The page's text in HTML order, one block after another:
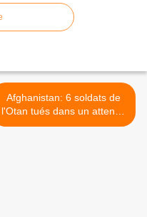
Afghanistan: 6 soldats de
l'Otan tués dans un attentat
suicide des talibans >